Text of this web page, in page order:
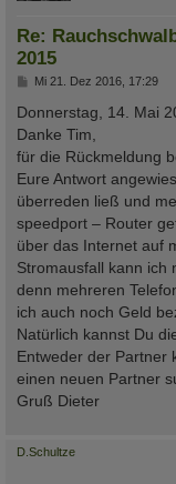
Re:
2015
B
i
r
a
g
Mi 21. Dez 2016, 17:29
Donnerstag, 14. Mai
Danke Tim,
für die Rückmeldung
Eure Antwort
überreden ließ und
speedport – Router
über das Internet auf
Stromausfall kann ich
denn mehreren
ich auch noch Geld
Natürlich kannst Du
Entweder der Partner
einen neuen Partner
Gruß Dieter
D.Schultze